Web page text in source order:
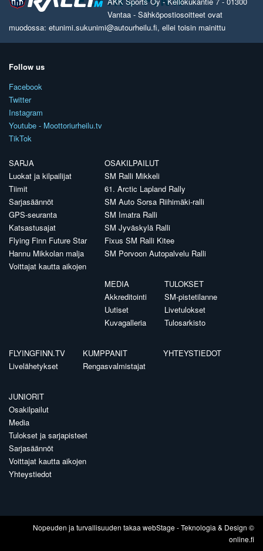
Vantaa - Sähköpostiosoitteet ovat
muodossa: etunimi.sukunimi@autourheilu.fi, ellei toisin mainittu
Follow us
Facebook
Twitter
Instagram
Youtube - Moottoriurheilu.tv
TikTok
SARJA
Luokat ja kilpailijat
Tiimit
Sarjasäännöt
GPS-seuranta
Katsastusajat
Flying Finn Future Star
Hannu Mikkolan malja
Voittajat kautta aikojen
OSAKILPAILUT
SM Ralli Mikkeli
61. Arctic Lapland Rally
SM Auto Sorsa Riihimäki-ralli
SM Imatra Ralli
SM Jyväskylä Ralli
Fixus SM Ralli Kitee
SM Porvoon Autopalvelu Ralli
MEDIA
Akkreditointi
Uutiset
Kuvagalleria
TULOKSET
SM-pistetilanne
Livetulokset
Tulosarkisto
FLYINGFINN.TV
Livelähetykset
KUMPPANIT
Rengasvalmistajat
YHTEYSTIEDOT
JUNIORIT
Osakilpailut
Media
Tulokset ja sarjapisteet
Sarjasäännöt
Voittajat kautta aikojen
Yhteystiedot
Nopeuden ja turvallisuuden takaawebStage- Teknologia & Design ©
online.fi